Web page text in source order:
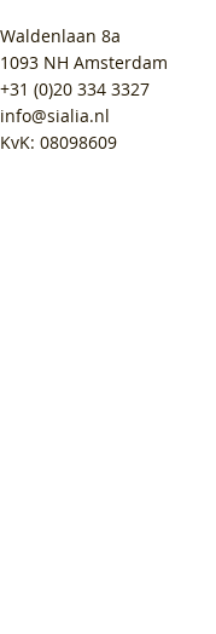
Waldenlaan 8a
1093 NH Amsterdam
+31 (0)20 334 3327
info@sialia.nl
KvK: 08098609